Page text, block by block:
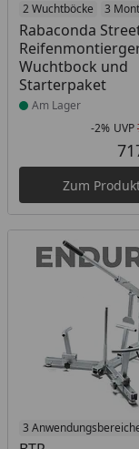
2 Wuchtböcke 3
Rabaconda
Wuchtbock und
Starterpaket
Produkt am
Am Lager
-2% UVP
Zum
3
Produkt am